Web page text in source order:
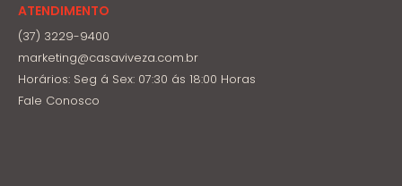
ATENDIMENTO
(37) 3229-9400
marketing@casaviveza.com.br
Horários: Seg á Sex: 07:30 ás 18:00 Horas
Fale Conosco